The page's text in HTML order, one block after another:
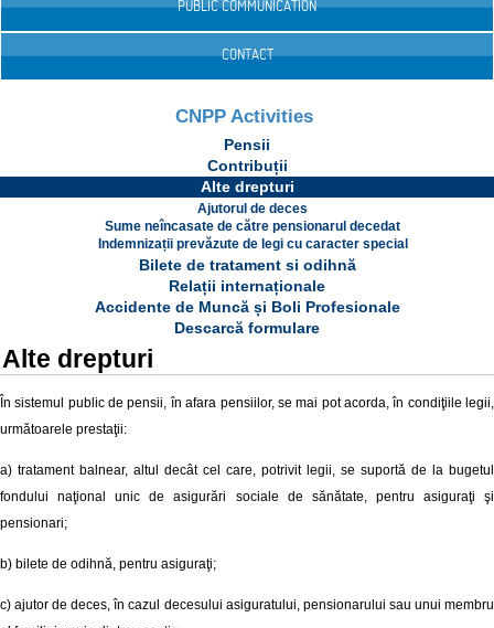
PUBLIC COMMUNICATION
CONTACT
CNPP Activities
Pensii
Contribuții
Alte drepturi
Ajutorul de deces
Sume neîncasate de către pensionarul decedat
Indemnizații prevăzute de legi cu caracter special
Bilete de tratament si odihnă
Relații internaționale
Accidente de Muncă și Boli Profesionale
Descarcă formulare
Alte drepturi
În sistemul public de pensii, în afara pensiilor, se mai pot acorda, în condiţiile legii,
următoarele prestaţii:
a) tratament balnear, altul decât cel care, potrivit legii, se suportă de la bugetul
fondului naţional unic de asigurări sociale de sănătate, pentru asiguraţi şi
pensionari;
b) bilete de odihnă, pentru asiguraţi;
c) ajutor de deces, în cazul decesului asiguratului, pensionarului sau unui membru